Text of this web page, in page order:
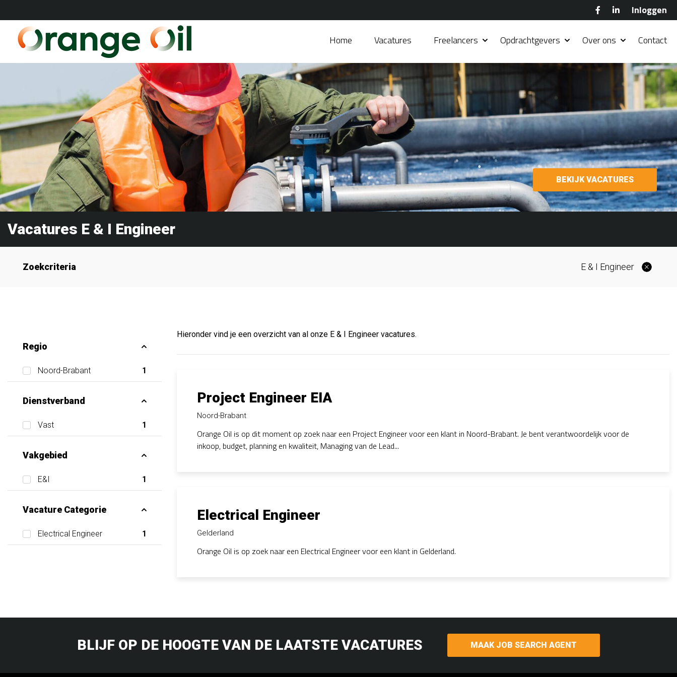
Inloggen
Home Vacatures Freelancers Opdrachtgevers Over ons Contact
BEKIJK VACATURES
Vacatures E & I Engineer
Zoekcriteria E & I Engineer
Regio
Noord-Brabant 1
Dienstverband
Vast 1
Vakgebied
E&I 1
Vacature Categorie
Electrical Engineer 1
Hieronder vind je een overzicht van al onze E & I Engineer vacatures.
Project Engineer EIA
Noord-Brabant
Orange Oil is op dit moment op zoek naar een Project Engineer voor een klant in Noord-Brabant. Je bent verantwoordelijk voor de
inkoop, budget, planning en kwaliteit, Managing van de Lead...
Electrical Engineer
Gelderland
Orange Oil is op zoek naar een Electrical Engineer voor een klant in Gelderland.
BLIJF OP DE HOOGTE VAN DE LAATSTE VACATURES MAAK JOB SEARCH AGENT